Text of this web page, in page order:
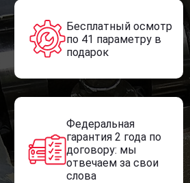
Бесплатный осмотр
по 41 параметру в
подарок
Федеральная
гарантия 2 года по
договору: мы
отвечаем за свои
слова